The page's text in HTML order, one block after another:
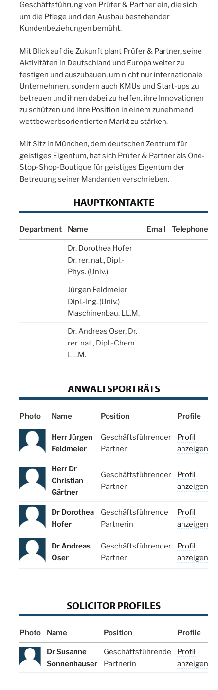
Geschäftsführung von Prüfer & Partner ein, die sich
um die Pflege und den Ausbau bestehender
Kundenbeziehungen bemüht.
Mit Blick auf die Zukunft plant Prüfer & Partner, seine
Aktivitäten in Deutschland und Europa weiter zu
festigen und auszubauen, um nicht nur internationale
Unternehmen, sondern auch KMUs und Start-ups zu
betreuen und ihnen dabei zu helfen, ihre Innovationen
zu schützen und ihre Position in einem zunehmend
wettbewerbsorientierten Markt zu stärken.
Mit Sitz in München, dem deutschen Zentrum für
geistiges Eigentum, hat sich Prüfer & Partner als One-
Stop-Shop-Boutique für geistiges Eigentum der
Betreuung seiner Mandanten verschrieben.
HAUPTKONTAKTE
Department Name Email Telephone
Dr. Dorothea Hofer
Dr. rer. nat., Dipl.-
Phys. (Univ.)
Jürgen Feldmeier
Dipl.-Ing. (Univ.)
Maschinenbau. LL.M.
Dr. Andreas Oser, Dr.
rer. nat., Dipl.-Chem.
LL.M.
ANWALTSPORTRÄTS
Photo Name Position Profile
Herr Jürgen
Feldmeier
Geschäftsführender
Partner
Profil
anzeigen
Herr Dr
Christian
Gärtner
Geschäftsführender
Partner
Profil
anzeigen
Dr Dorothea
Hofer
Geschäftsführende
Partnerin
Profil
anzeigen
Dr Andreas
Oser
Geschäftsführender
Partner
Profil
anzeigen
SOLICITOR PROFILES
Photo Name Position Profile
Dr Susanne
Sonnenhauser
Geschäftsführende
Partnerin
Profil
anzeigen